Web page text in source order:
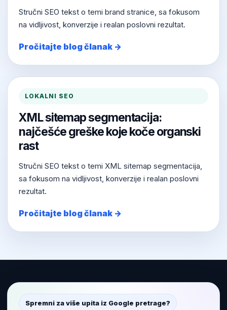
Stručni SEO tekst o temi brand stranice, sa fokusom
na vidljivost, konverzije i realan poslovni rezultat.
Pročitajte blog članak →
LOKALNI SEO
XML sitemap segmentacija:
najčešće greške koje koče organski
rast
Stručni SEO tekst o temi XML sitemap segmentacija,
sa fokusom na vidljivost, konverzije i realan poslovni
rezultat.
Pročitajte blog članak →
Spremni za više upita iz Google pretrage?